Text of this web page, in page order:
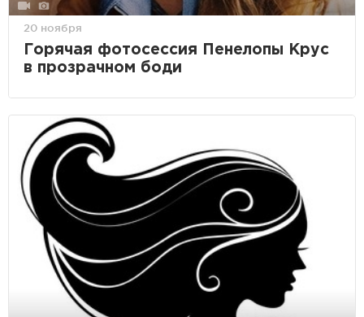
20 ноября
Горячая фотосессия Пенелопы Крус
в прозрачном боди